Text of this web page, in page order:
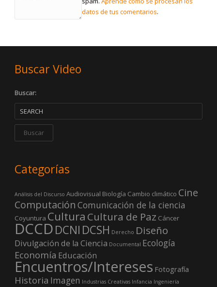
datos de tus comentarios.
Buscar Video
Buscar:
Categorías
Análisis del Discurso Audiovisual Biología Cambio climático Cine
Computación Comunicación de la ciencia
Coyuntura Cultura Cultura de Paz Cáncer
DCCDDCNI DCSH Derecho Diseño
Divulgación de la Ciencia Documental Ecología
Economía Educación
Encuentros/Intereses Fotografía
Historia Imagen Industrias Creativas Infancia Ingeniería